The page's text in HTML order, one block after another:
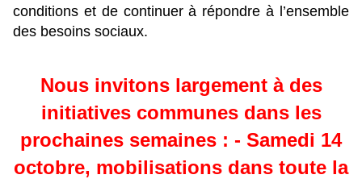
conditions et de continuer à répondre à l’ensemble
des besoins sociaux.
Nous invitons largement à des
initiatives communes dans les
prochaines semaines : - Samedi 14
octobre, mobilisations dans toute la